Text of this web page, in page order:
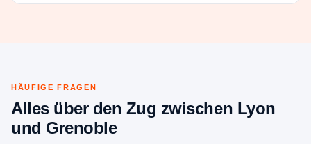
HÄUFIGE FRAGEN
Alles über den Zug zwischen Lyon
und Grenoble